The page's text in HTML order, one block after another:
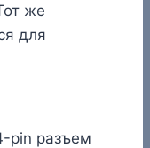
же
для
pin разъем